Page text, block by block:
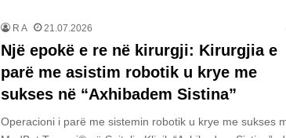
R A 21.07.2026
Një epokë e re në kirurgji: Kirurgjia e
parë me asistim robotik u krye me
sukses në “Axhibadem Sistina”
Operacioni i parë me sistemin robotik u krye me sukses